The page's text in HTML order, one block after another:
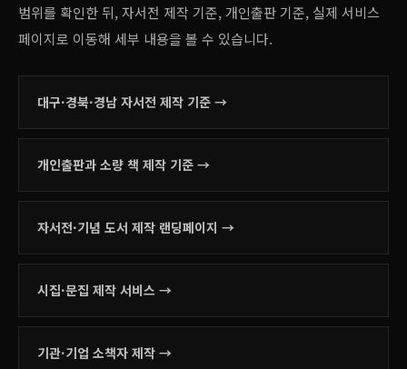
범위를 확인한 뒤, 자서전 제작 기준, 개인출판 기준, 실제 서비스
페이지로 이동해 세부 내용을 볼 수 있습니다.
대구·경북·경남 자서전 제작 기준 →
개인출판과 소량 책 제작 기준 →
자서전·기념 도서 제작 랜딩페이지 →
시집·문집 제작 서비스 →
기관·기업 소책자 제작 →